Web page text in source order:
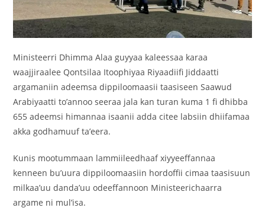
‎Ministeerri Dhimma Alaa guyyaa kaleessaa karaa
waajjiraalee Qontsilaa Itoophiyaa Riyaadiifi Jiddaatti
argamaniin adeemsa dippiloomaasii taasiseen Saawud
Arabiyaatti to’annoo seeraa jala kan turan kuma 1 fi dhibba
655 adeemsi himannaa isaanii adda citee labsiin dhiifamaa
akka godhamuuf ta’eera.
‎Kunis mootummaan lammiileedhaaf xiyyeeffannaa
kenneen bu’uura dippiloomaasiin hordoffii cimaa taasisuun
milkaa’uu danda’uu odeeffannoon Ministeerichaarra
argame ni mul’isa.